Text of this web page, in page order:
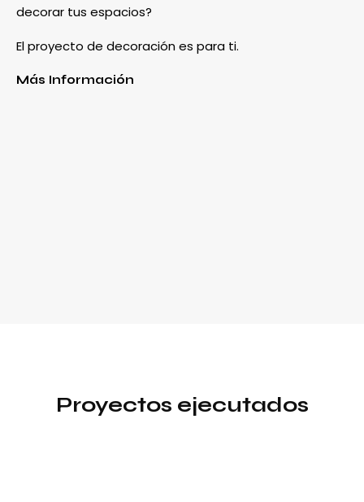
decorar tus espacios?
El proyecto de decoración es para ti.
Más Información
Proyectos ejecutados